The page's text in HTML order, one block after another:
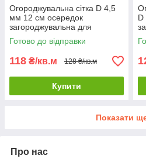
Огороджувальна сітка D 4,5
мм 12 см осередок
загороджувальна для
спортзалів стадіонів,
спортмайданчиків
Готово до відправки
118 ₴/кв.м 128 ₴/кв.м
Купити
D
Показати
Про нас